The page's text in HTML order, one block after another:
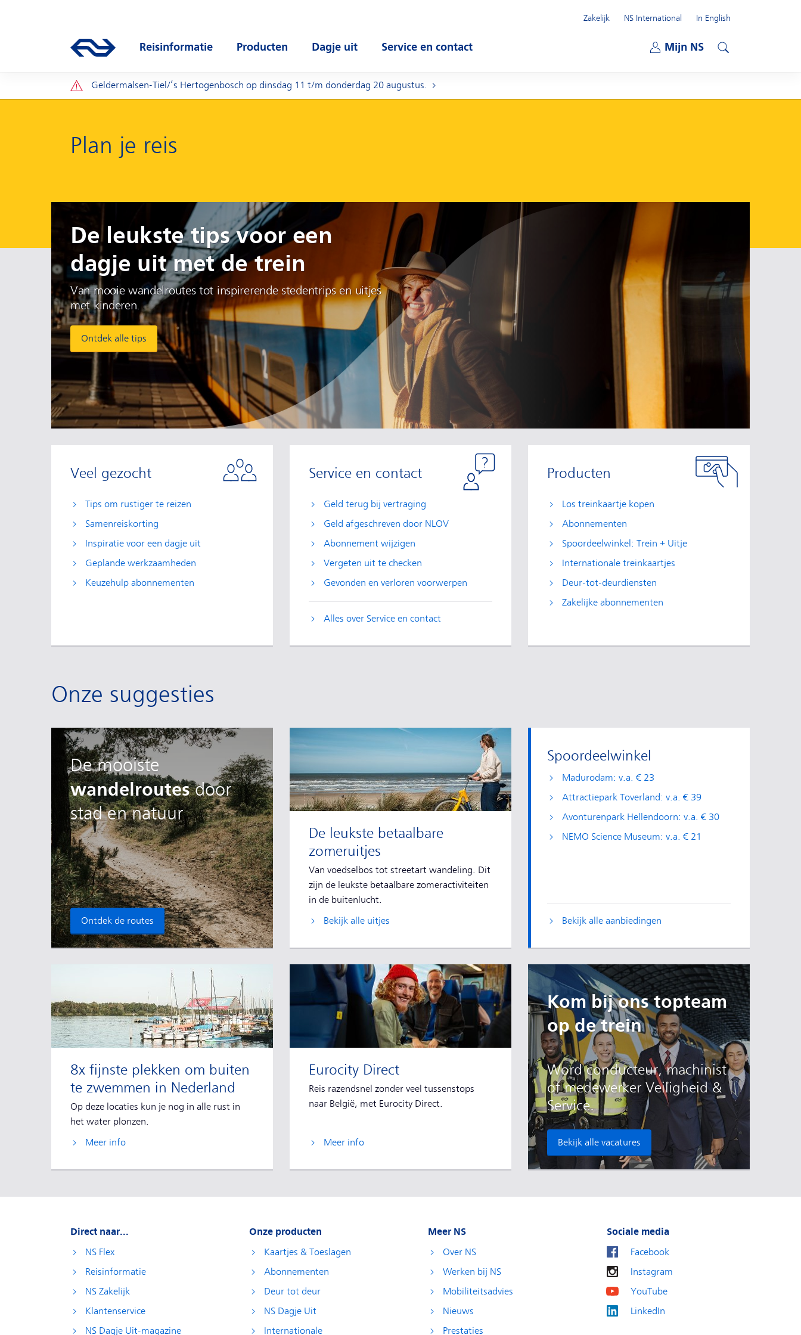
Ga naar de homepage van ns.nl
Reisinformatie
Producten
Dagje uit
Service en contact
Mijn NS
Zakelijk
NS International
In English
Let op:Geldermalsen-Tiel/’s Hertogenbosch op dinsdag 11 t/m donderdag 20 augustus.
Plan je reis
De leukste tips voor een
dagje uit met de trein
Van mooie wandelroutes tot inspirerende stedentrips en uitjes
met kinderen.
Ontdek alle tips
Veel gezocht
Tips om rustiger te reizen
Samenreiskorting
Inspiratie voor een dagje uit
Geplande werkzaamheden
Keuzehulp abonnementen
Service en contact
Geld terug bij vertraging
Geld afgeschreven door NLOV
Abonnement wijzigen
Vergeten uit te checken
Gevonden en verloren voorwerpen
Alles over Service en contact
Producten
Los treinkaartje kopen
Abonnementen
Spoordeelwinkel: Trein + Uitje
Internationale treinkaartjes
Deur-tot-deurdiensten
Zakelijke abonnementen
Onze suggesties
De mooiste
wandelroutesdoor
stad en natuur
Ontdek de routes
De leukste betaalbare
zomeruitjes
Van voedselbos tot streetart wandeling. Dit
zijn de leukste betaalbare zomeractiviteiten
in de buitenlucht.
Bekijk alle uitjes
Spoordeelwinkel
Madurodam: v.a. € 23
Attractiepark Toverland: v.a. € 39
Avonturenpark Hellendoorn: v.a. € 30
NEMO Science Museum: v.a. € 21
Bekijk alle aanbiedingen
8x fijnste plekken om buiten
te zwemmen in Nederland
Op deze locaties kun je nog in alle rust in
het water plonzen.
Meer info
Eurocity Direct
Reis razendsnel zonder veel tussenstops
naar België, met Eurocity Direct.
Meer info
Kom bij ons topteam
op de trein
Word conducteur, machinist
of medewerker Veiligheid &
Service.
Bekijk alle vacatures
Direct naar...
NS Flex
Reisinformatie
NS Zakelijk
Klantenservice
NS Dagje Uit-magazine
Onze producten
Kaartjes & Toeslagen
Abonnementen
Deur tot deur
NS Dagje Uit
Internationale
Meer NS
Over NS
Werken bij NS
Mobiliteitsadvies
Nieuws
Prestaties
Sociale media
Facebook
Instagram
YouTube
LinkedIn